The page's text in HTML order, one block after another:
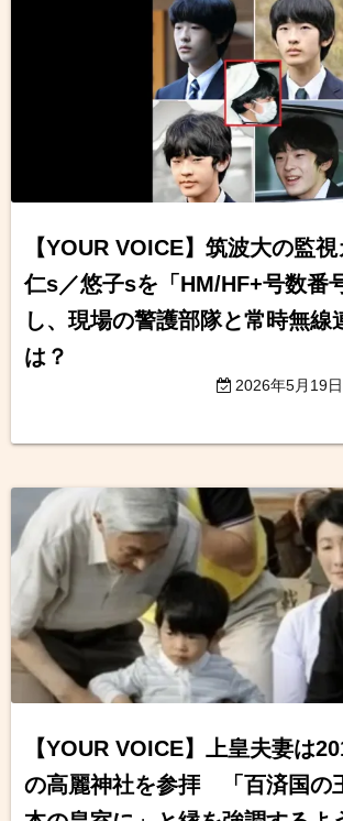
【YOUR VOICE】筑波大の監
仁s／悠子sを「HM/HF+号数番
し、現場の警護部隊と常時無線
は？
2026年5月19日
【YOUR VOICE】上皇夫妻は
の高麗神社を参拝 「百済国の